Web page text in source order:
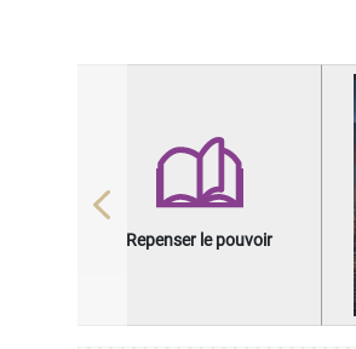
Repenser le pouvoir
Previous